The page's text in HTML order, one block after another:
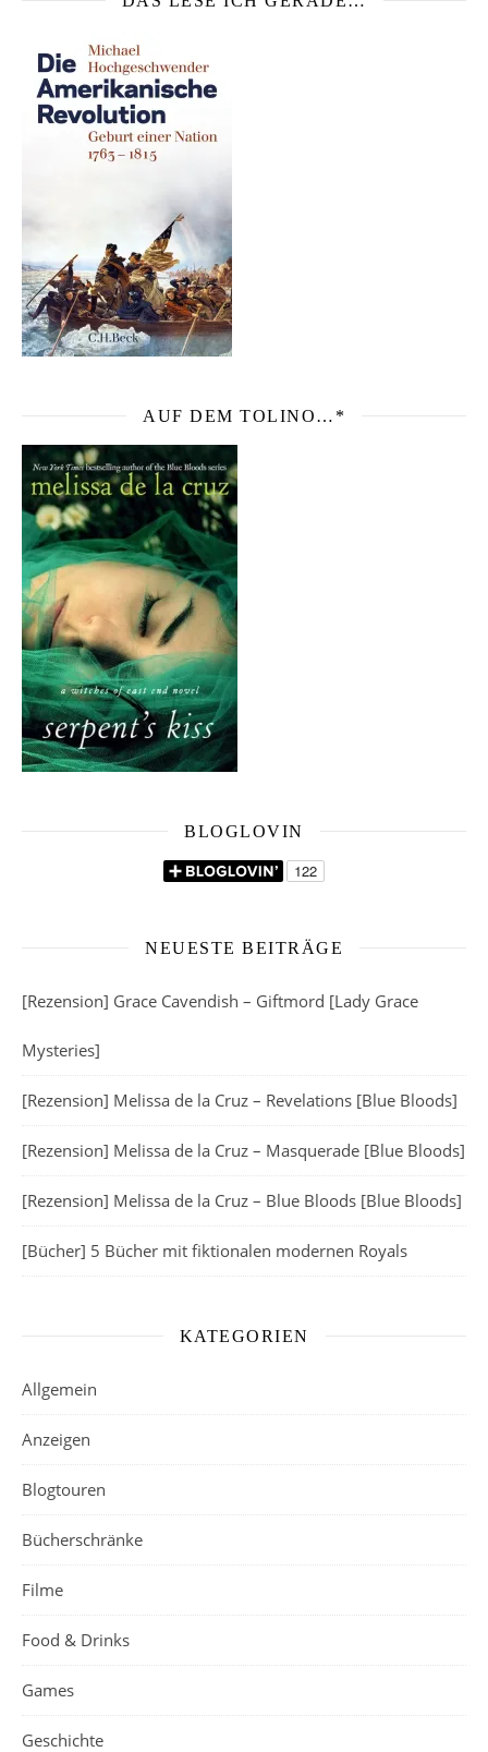
AUF DEM TOLINO…*
BLOGLOVIN
NEUESTE BEITRÄGE
[Rezension] Grace Cavendish – Giftmord [Lady Grace
Mysteries]
[Rezension] Melissa de la Cruz – Revelations [Blue Bloods]
[Rezension] Melissa de la Cruz – Masquerade [Blue Bloods]
[Rezension] Melissa de la Cruz – Blue Bloods [Blue Bloods]
[Bücher] 5 Bücher mit fiktionalen modernen Royals
KATEGORIEN
Allgemein
Anzeigen
Blogtouren
Bücherschränke
Filme
Food & Drinks
Games
Geschichte